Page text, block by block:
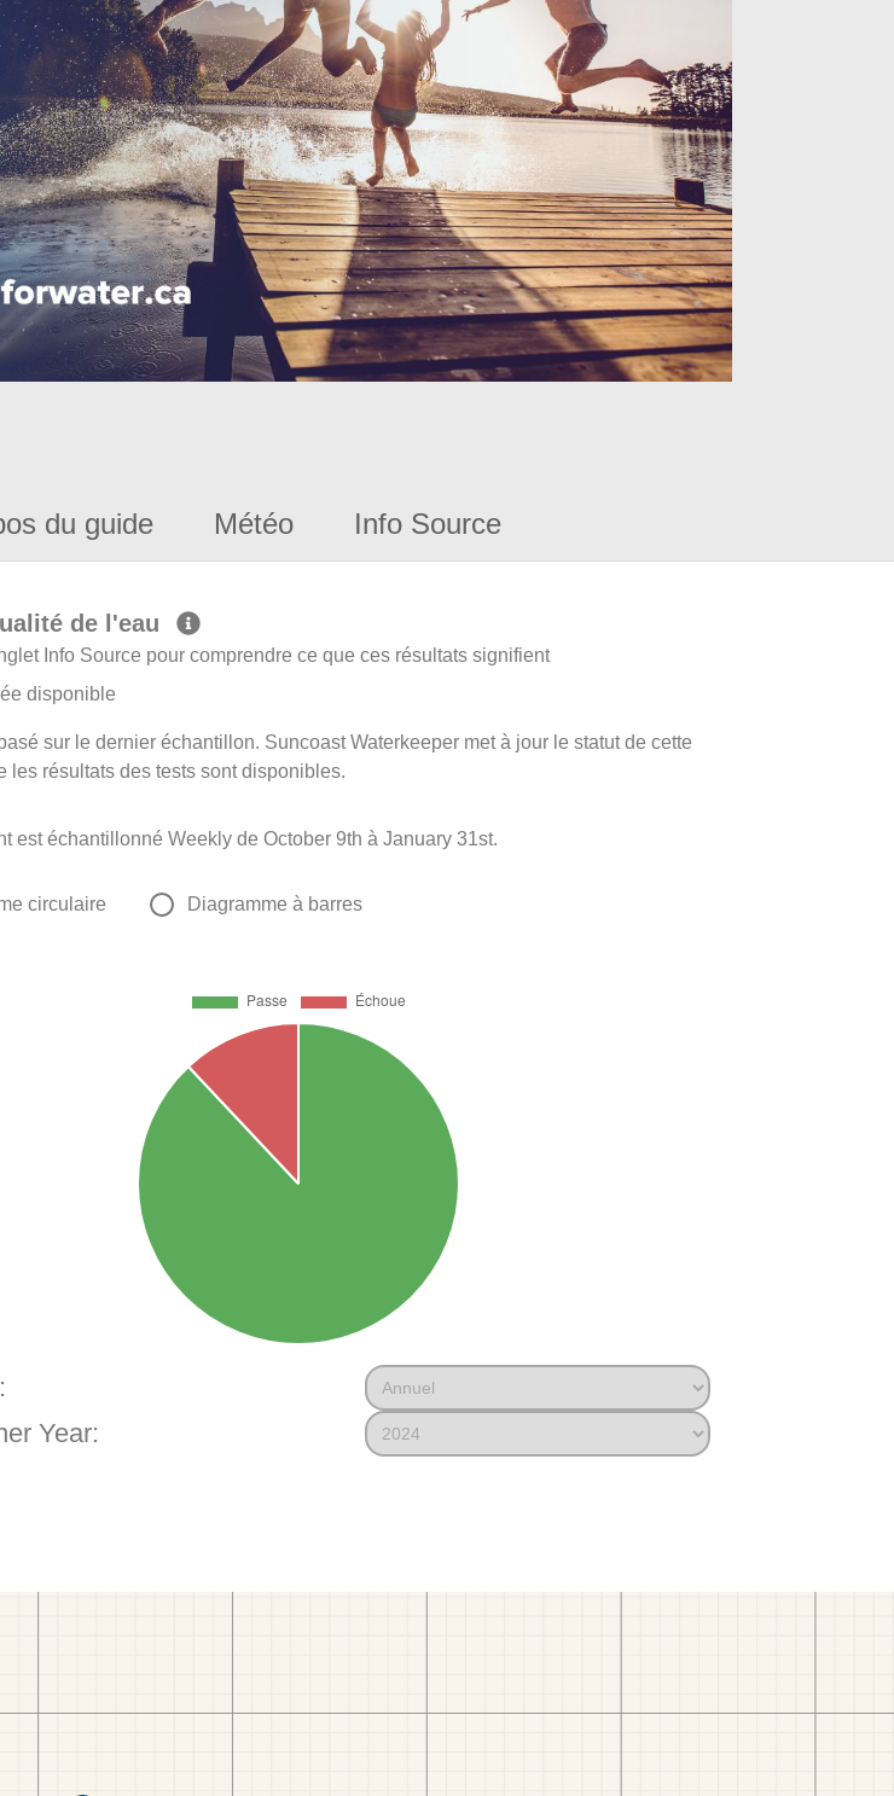
du guide Météo Info Source
de l'eau
Info Source pour comprendre ce que ces résultats signifient
disponible
sur le dernier échantillon. Suncoast Waterkeeper met à jour le statut de cette
les résultats des tests sont disponibles.
est échantillonné Weekly de October 9th à January 31st.
circulaire Diagramme à barres
Year: